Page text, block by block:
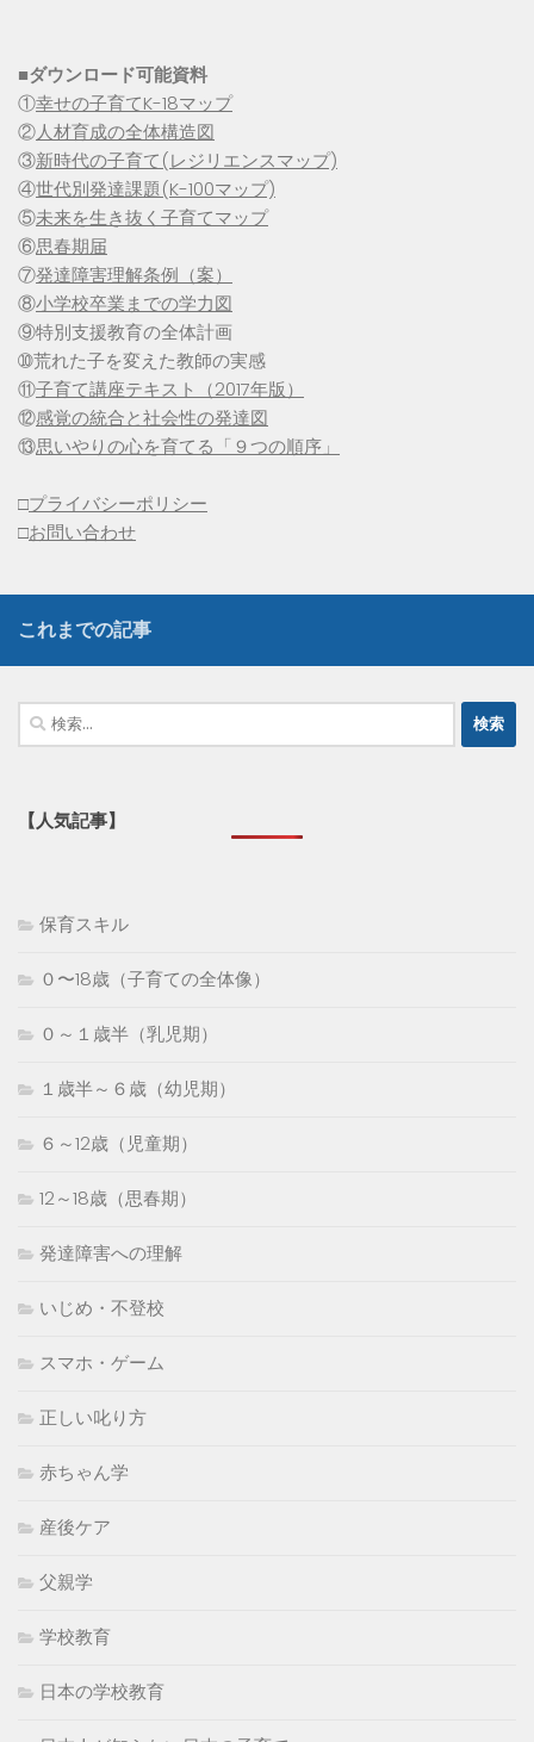
■ダウンロード可能資料
①幸せの子育てK-18マップ
②人材育成の全体構造図
③新時代の子育て(レジリエンスマップ)
④世代別発達課題(K-100マップ)
⑤未来を生き抜く子育てマップ
⑥思春期届
⑦発達障害理解条例（案）
⑧小学校卒業までの学力図
⑨特別支援教育の全体計画
➉荒れた子を変えた教師の実感
⑪子育て講座テキスト（2017年版）
⑫感覚の統合と社会性の発達図
⑬思いやりの心を育てる「９つの順序」
□プライバシーポリシー
□お問い合わせ
これまでの記事
検
索:
【人気記事】
保育スキル
０〜18歳（子育ての全体像）
０～１歳半（乳児期）
１歳半～６歳（幼児期）
６～12歳（児童期）
12～18歳（思春期）
発達障害への理解
いじめ・不登校
スマホ・ゲーム
正しい叱り方
赤ちゃん学
産後ケア
父親学
学校教育
日本の学校教育